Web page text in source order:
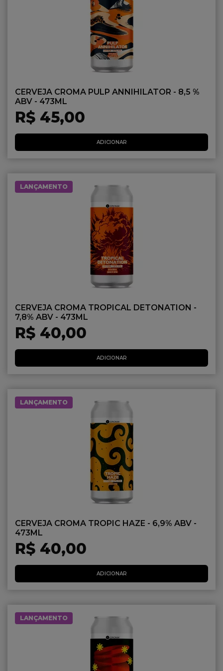
CERVEJA CROMA PULP ANNIHILATOR - 8,5 %
ABV - 473ML
R$ 45,00
ADICIONAR
LANÇAMENTO
CERVEJA CROMA TROPICAL DETONATION -
7,8% ABV - 473ML
R$ 40,00
ADICIONAR
LANÇAMENTO
CERVEJA CROMA TROPIC HAZE - 6,9% ABV -
473ML
R$ 40,00
ADICIONAR
LANÇAMENTO